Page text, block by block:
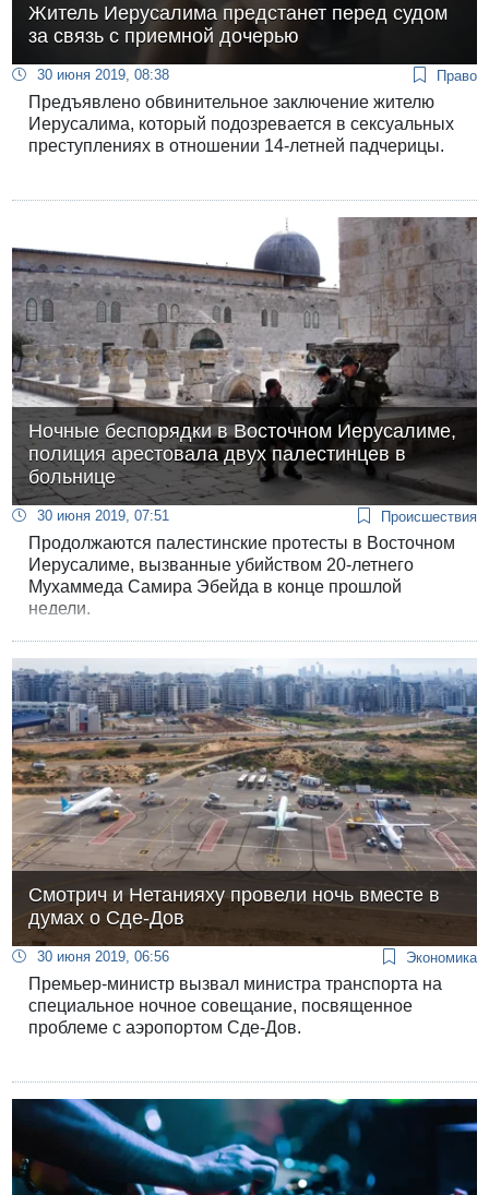
Житель Иерусалима предстанет перед судом
за связь с приемной дочерью
30 июня 2019, 08:38 Право
Предъявлено обвинительное заключение жителю
Иерусалима, который подозревается в сексуальных
преступлениях в отношении 14-летней падчерицы.
Ночные беспорядки в Восточном Иерусалиме,
полиция арестовала двух палестинцев в
больнице
30 июня 2019, 07:51 Происшествия
Продолжаются палестинские протесты в Восточном
Иерусалиме, вызванные убийством 20-летнего
Мухаммеда Самира Эбейда в конце прошлой
недели.
Смотрич и Нетанияху провели ночь вместе в
думах о Сде-Дов
30 июня 2019, 06:56 Экономика
Премьер-министр вызвал министра транспорта на
специальное ночное совещание, посвященное
проблеме с аэропортом Сде-Дов.